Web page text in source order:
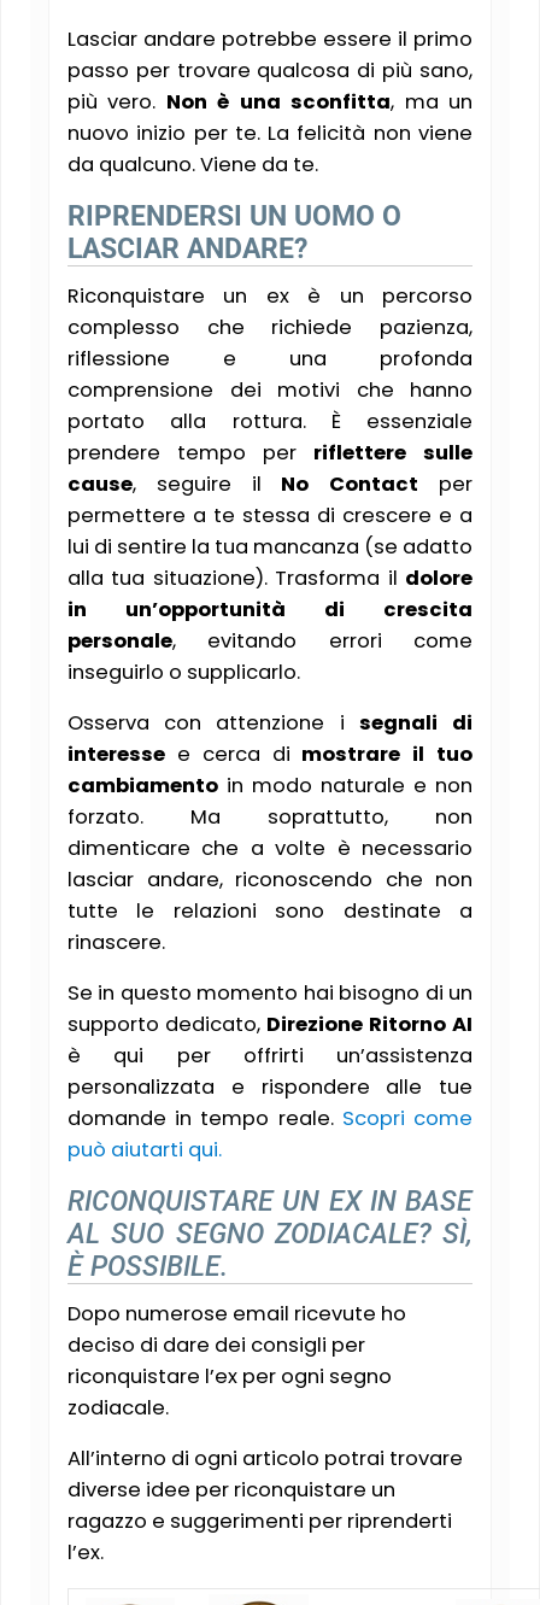
Lasciar andare potrebbe essere il primo
passo per trovare qualcosa di più sano,
più vero. Non è una sconfitta, ma un
nuovo inizio per te. La felicità non viene
da qualcuno. Viene da te.
RIPRENDERSI UN UOMO O
LASCIAR ANDARE?
Riconquistare un ex è un percorso
complesso che richiede pazienza,
riflessione e una profonda
comprensione dei motivi che hanno
portato alla rottura. È essenziale
prendere tempo per riflettere sulle
cause, seguire il No Contact per
permettere a te stessa di crescere e a
lui di sentire la tua mancanza (se adatto
alla tua situazione). Trasforma il dolore
in un’opportunità di crescita
personale, evitando errori come
inseguirlo o supplicarlo.
Osserva con attenzione i segnali di
interesse e cerca di mostrare il tuo
cambiamento in modo naturale e non
forzato. Ma soprattutto, non
dimenticare che a volte è necessario
lasciar andare, riconoscendo che non
tutte le relazioni sono destinate a
rinascere.
Se in questo momento hai bisogno di un
supporto dedicato, Direzione Ritorno AI
è qui per offrirti un’assistenza
personalizzata e rispondere alle tue
domande in tempo reale. Scopri come
può aiutarti qui.
RICONQUISTARE UN EX IN BASE
AL SUO SEGNO ZODIACALE? SÌ,
È POSSIBILE.
Dopo numerose email ricevute ho
deciso di dare dei consigli per
riconquistare l’ex per ogni segno
zodiacale.
All’interno di ogni articolo potrai trovare
diverse idee per riconquistare un
ragazzo e suggerimenti per riprenderti
l’ex.